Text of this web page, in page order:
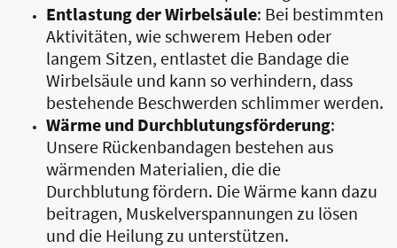
Entlastung der Wirbelsäule: Bei bestimmten
Aktivitäten, wie schwerem Heben oder
langem Sitzen, entlastet die Bandage die
Wirbelsäule und kann so verhindern, dass
bestehende Beschwerden schlimmer werden.
Wärme und Durchblutungsförderung:
Unsere Rückenbandagen bestehen aus
wärmenden Materialien, die die
Durchblutung fördern. Die Wärme kann dazu
beitragen, Muskelverspannungen zu lösen
und die Heilung zu unterstützen.